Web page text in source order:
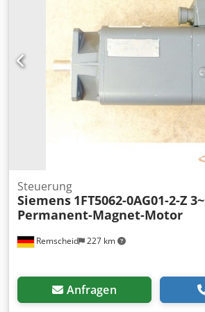
Remscheid 227 km
Steuerung
Siemens 1FT5062-0AG01-2-Z 3~
Permanent-Magnet-Motor
Anfragen